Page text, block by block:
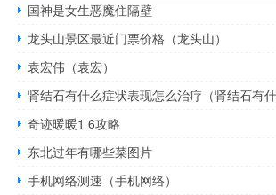
国神是女生恶魔住隔壁
龙头山景区最近门票价格（龙头山）
袁宏伟（袁宏）
肾结石有什么症状表现怎么治疗（肾结石有什
奇迹暖暖1 6攻略
东北过年有哪些菜图片
手机网络测速（手机网络）